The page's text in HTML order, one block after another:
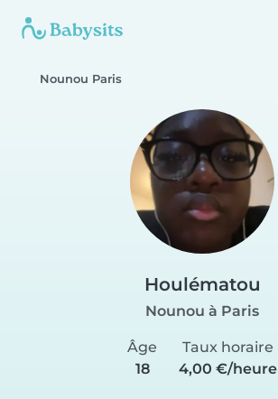
Nounou Paris
Houlématou
Nounou à Paris
Âge
18
Taux horaire
4,00 €/heure